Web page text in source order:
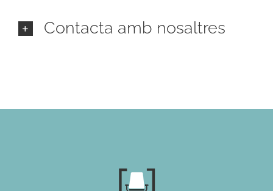
Contacta amb nosaltres